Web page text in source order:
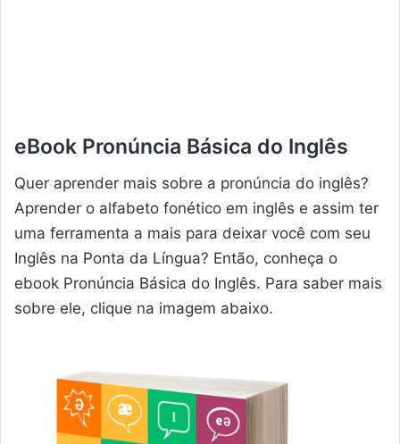
eBook Pronúncia Básica do Inglês
Quer aprender mais sobre a pronúncia do inglês?
Aprender o alfabeto fonético em inglês e assim ter
uma ferramenta a mais para deixar você com seu
Inglês na Ponta da Língua? Então, conheça o
ebook Pronúncia Básica do Inglês. Para saber mais
sobre ele, clique na imagem abaixo.